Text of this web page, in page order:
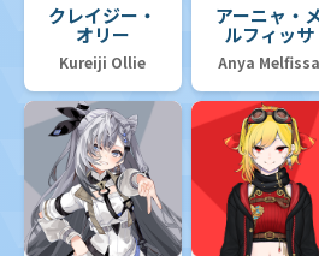
クレイジー・
オリー
Kureiji Ollie
アーニャ・
ルフィッサ
Anya Melfissa